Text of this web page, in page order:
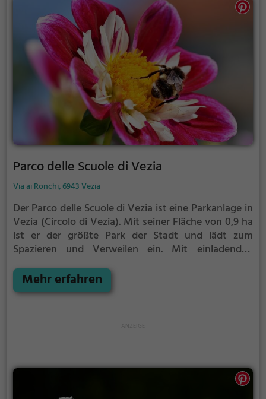
Parco delle Scuole di Vezia
Via ai Ronchi, 6943 Vezia
Der Parco delle Scuole di Vezia ist eine Parkanlage in
Vezia (Circolo di Vezia). Mit seiner Fläche von 0,9 ha
ist er der größte Park der Stadt und lädt zum
Spazieren und Verweilen ein. Mit einladenden
delle Scuole di Vezia zahlreiche Möglichkeiten zur
Entspannung.
Mehr erfahren